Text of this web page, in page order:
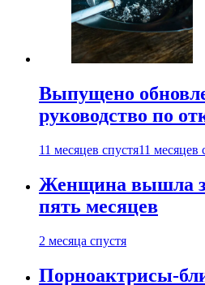
Выпущено
руководство по
11 месяцев спустя11 месяцев
Женщина вышла
пять месяцев
2 месяца спустя
Порноактрисы-